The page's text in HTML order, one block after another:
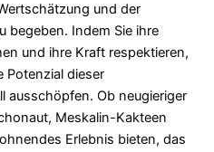
und der
begeben. Indem Sie ihre
und ihre Kraft respektieren,
Potenzial dieser
ausschöpfen. Ob neugieriger
Meskalin-Kakteen
Erlebnis bieten, das